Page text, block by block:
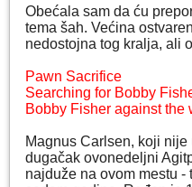
Obećala sam da ću
tema šah. Većina
nedostojna tog kralja, ali
Pawn Sacrifice
Searching for Bobby
Bobby Fisher against the
Magnus Carlsen, koji
dugačak ovonedeljni
najduže na ovom mestu